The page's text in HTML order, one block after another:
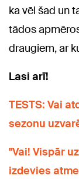
ka vēl šad un
tādos
draugiem, ar
Lasi arī!
TESTS: Vai
sezonu
"Vai! Vispār
izdevies